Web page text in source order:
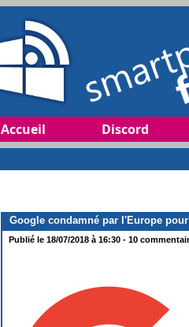
Accueil Discord
Google condamné par l'Europe
Publié le 18/07/2018 à 16:30 - 10